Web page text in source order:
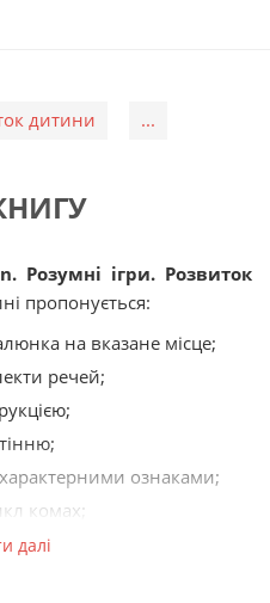
дитини ...
Розумні ігри. Розвиток
пропонується:
на вказане місце;
речей;
ознаками;
комах;
рослин;
далі